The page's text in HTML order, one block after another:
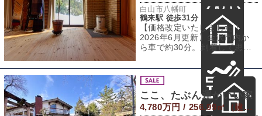
白山市八幡町
鶴来駅 徒歩31分
【価格改定いたしました！
2026年6月更新】金沢市内か
ら車で約30分。到着して思わ
空気とはこ
ここ、たぶん運がいい家
4,780万円 / 256.99㎡（建物） 453.63㎡（敷地）